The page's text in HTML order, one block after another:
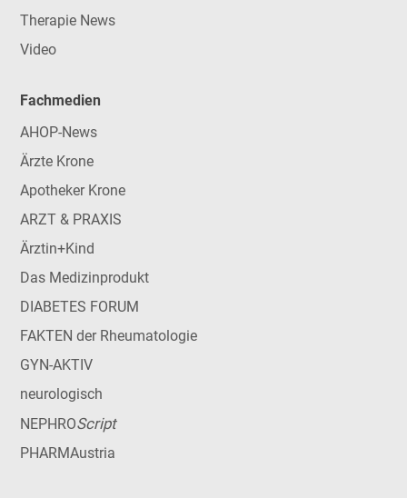
Therapie News
Video
Fachmedien
AHOP-News
Ärzte Krone
Apotheker Krone
ARZT & PRAXIS
Ärztin+Kind
Das Medizinprodukt
DIABETES FORUM
FAKTEN der Rheumatologie
GYN-AKTIV
neurologisch
NEPHROScript
PHARMAustria